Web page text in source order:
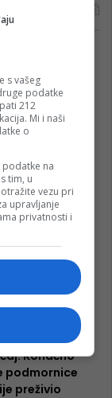
Jovan Divjak“
godine imao
–
izgradnju
Konačno
podmornice
preživio
s vašeg
podatke
212
Mi i naši
o
na
tim, u
vezu pri
upravljanje
privatnosti i